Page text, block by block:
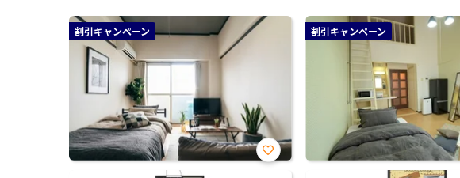
割引キャンペーン
お気
割引キャンペーン